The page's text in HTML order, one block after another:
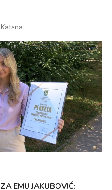
EMU JAKUBOVIĆ: